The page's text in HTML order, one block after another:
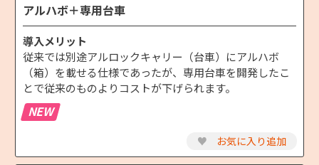
アルハボ＋専用台車
導入メリット
従来では別途アルロックキャリー（台車）にアルハボ
（箱）を載せる仕様であったが、専用台車を開発したこ
とで従来のものよりコストが下げられます。
NEW
♥ お気に入り追加